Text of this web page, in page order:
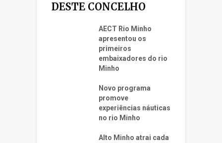
DESTE CONCELHO
AECT Rio Minho
apresentou os
primeiros
embaixadores do rio
Minho
Novo programa
promove
experiências náuticas
no rio Minho
Alto Minho atrai cada